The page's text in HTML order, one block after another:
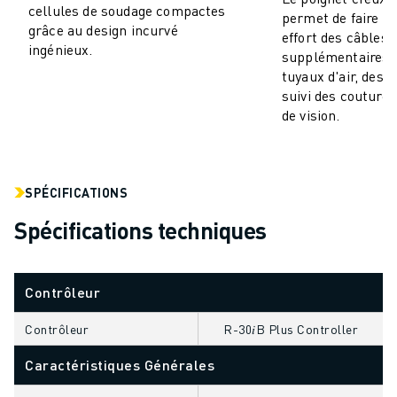
VÉHICULES ÉLECTRIQUES
ÉLECTRONIQUE
ALIMENTATION ET BOISSONS
USINAGE 5 AXES
SOUDAGE À L'ARC
ASSEMBLAGE
RECTIFICATION CNC
FRAISAGE CNC
TOURNAGE CNC
MOULAGE PAR INJECTION
ENTRETIEN DES MACHINES
cellules de soudage compactes
grâce au design incurvé
ingénieux.
permet de faire
effort des câbles
supplémentaires
tuyaux d'air, des
suivi des
de vision.
SPÉCIFICATIONS
Spécifications techniques
Contrôleur
Contrôleur R-30𝑖B Plus Controller
Caractéristiques Générales